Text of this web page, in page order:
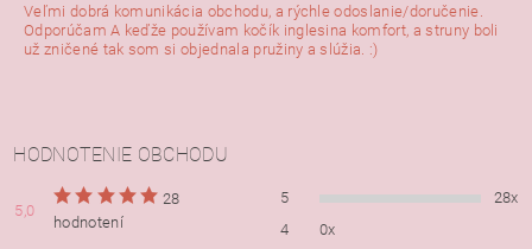
Veľmi dobrá komunikácia obchodu, a rýchle odoslanie/doručenie.
Odporúčam A keďže používam kočík inglesina komfort, a struny boli
už zničené tak som si objednala pružiny a slúžia. :)
HODNOTENIE OBCHODU
5,0
28
hodnotení
5
28x
4
0x